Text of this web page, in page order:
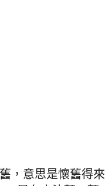
，意思是懷舊得來